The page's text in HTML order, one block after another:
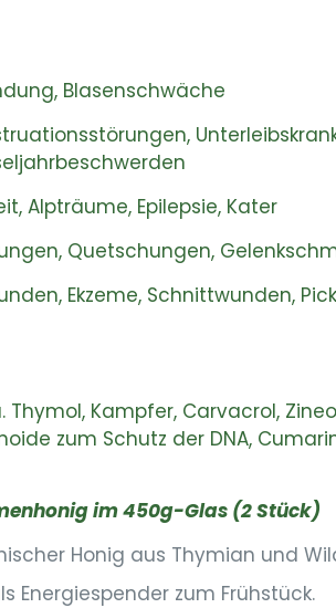
Blasenschwäche
Alpträume, Epilepsie, Kater
Quetschungen,
Ekzeme, Schnittwunden,
Thymol, Kampfer, Carvacrol,
zum Schutz der DNA,
im 450g-Glas (2 Stück)
Honig aus Thymian und
Energiespender zum Frühstück.